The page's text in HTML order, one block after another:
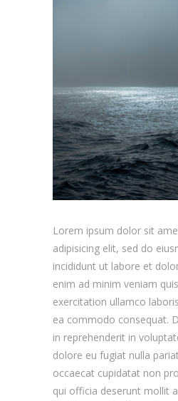
Lorem ipsum dolor sit
adipisicing elit, sed do
incididunt ut labore et
enim ad minim veniam
exercitation ullamco
ea commodo consequat.
in reprehenderit in
dolore eu fugiat nulla
occaecat cupidatat non
qui officia deserunt mollit